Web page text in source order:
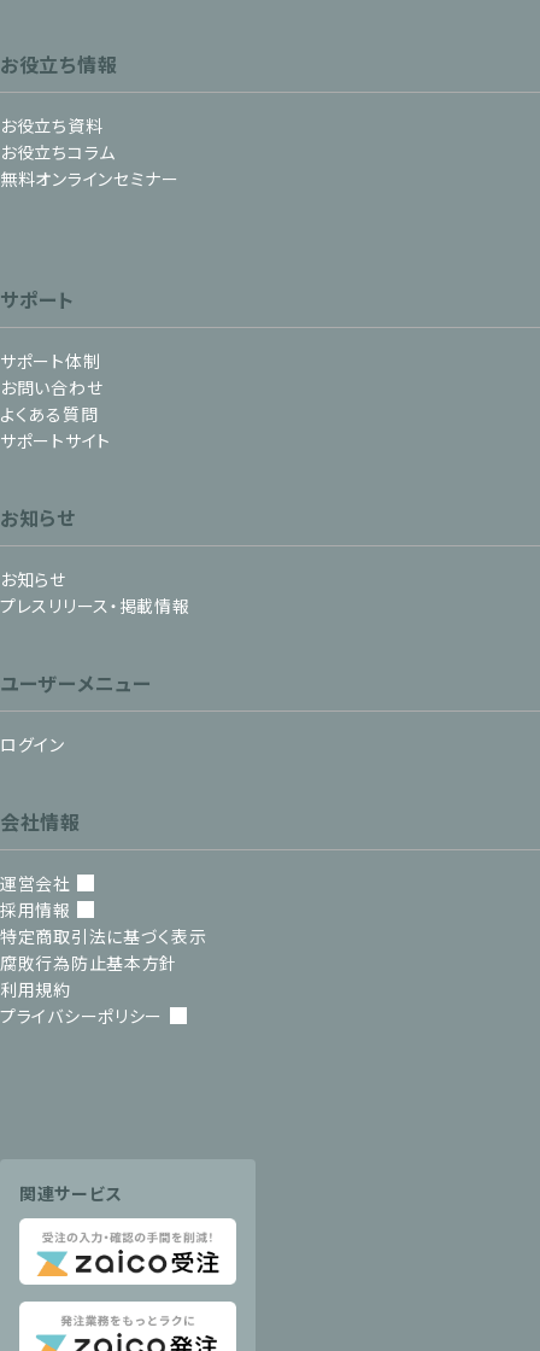
お役立ち情報
お役立ち資料
お役立ちコラム
無料オンラインセミナー
サポート
サポート体制
お問い合わせ
よくある質問
サポートサイト
お知らせ
お知らせ
プレスリリース・掲載情報
ユーザーメニュー
ログイン
会社情報
運営会社
採用情報
特定商取引法に基づく表示
腐敗行為防止基本方針
利用規約
プライバシーポリシー
関連サービス